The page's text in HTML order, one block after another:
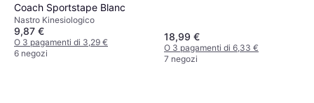
Coach Sportstape Blanc
Nastro Kinesiologico
9,87 €
O 3 pagamenti di 3,29 €
6 negozi
18,99 €
O 3 pagamenti di 6,33 €
7 negozi